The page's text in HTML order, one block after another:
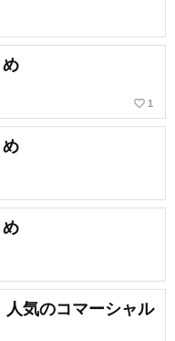
め
favorite_border 1
め
め
人気のコマーシャル